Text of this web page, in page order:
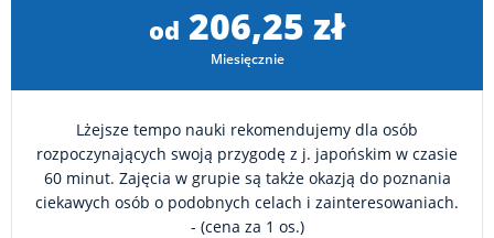
od 206,25 zł
Miesięcznie
Lżejsze tempo nauki rekomendujemy dla osób
rozpoczynających swoją przygodę z j. japońskim w czasie
60 minut. Zajęcia w grupie są także okazją do poznania
ciekawych osób o podobnych celach i zainteresowaniach.
- (cena za 1 os.)